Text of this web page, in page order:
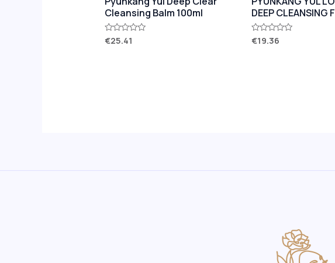
Cleansing Balm 100ml
Rated
€25.41
DEEP CLEANSING
Rated
€19.36